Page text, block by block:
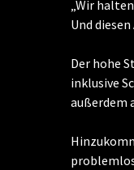
„Wir
Und
Der hohe
inklusive
außerdem